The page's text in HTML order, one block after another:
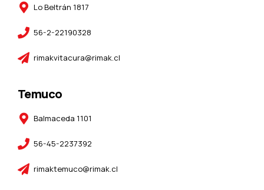
Lo Beltrán 1817
56-2-22190328
rimakvitacura@rimak.cl
Temuco
Balmaceda 1101
56-45-2237392
rimaktemuco@rimak.cl